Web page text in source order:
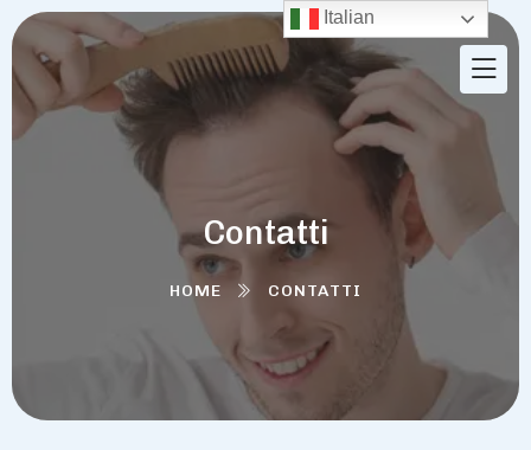
Contatti
HOME CONTATTI
Italian